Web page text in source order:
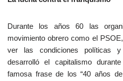
Durante los años 60 las
movimiento obrero como el
ver las condiciones políticas
desarrolló el capitalismo
famosa frase de los “40 años